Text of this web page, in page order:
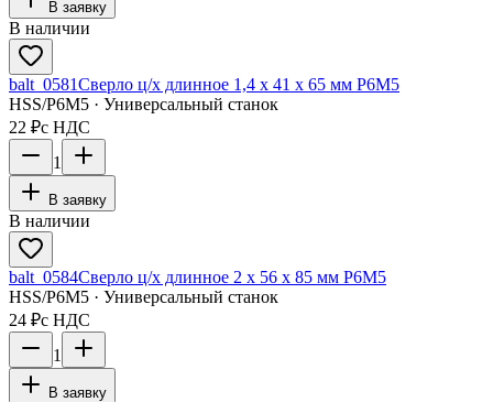
В заявку
В наличии
balt_0581Сверло ц/х длинное 1,4 х 41 х 65 мм Р6М5
HSS/Р6М5 · Универсальный станок
22 ₽с НДС
1
В заявку
В наличии
balt_0584Сверло ц/х длинное 2 х 56 х 85 мм Р6М5
HSS/Р6М5 · Универсальный станок
24 ₽с НДС
1
В заявку